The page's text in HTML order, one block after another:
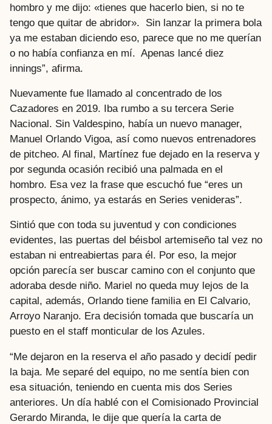
hombro y me dijo: «tienes que hacerlo bien, si no te
tengo que quitar de abridor». Sin lanzar la primera bola
ya me estaban diciendo eso, parece que no me querían
o no había confianza en mí. Apenas lancé diez
innings”, afirma.
Nuevamente fue llamado al concentrado de los
Cazadores en 2019. Iba rumbo a su tercera Serie
Nacional. Sin Valdespino, había un nuevo manager,
Manuel Orlando Vigoa, así como nuevos entrenadores
de pitcheo. Al final, Martínez fue dejado en la reserva y
por segunda ocasión recibió una palmada en el
hombro. Esa vez la frase que escuchó fue “eres un
prospecto, ánimo, ya estarás en Series venideras”.
Sintió que con toda su juventud y con condiciones
evidentes, las puertas del béisbol artemiseño tal vez no
estaban ni entreabiertas para él. Por eso, la mejor
opción parecía ser buscar camino con el conjunto que
adoraba desde niño. Mariel no queda muy lejos de la
capital, además, Orlando tiene familia en El Calvario,
Arroyo Naranjo. Era decisión tomada que buscaría un
puesto en el staff monticular de los Azules.
“Me dejaron en la reserva el año pasado y decidí pedir
la baja. Me separé del equipo, no me sentía bien con
esa situación, teniendo en cuenta mis dos Series
anteriores. Un día hablé con el Comisionado Provincial
Gerardo Miranda, le dije que quería la carta de